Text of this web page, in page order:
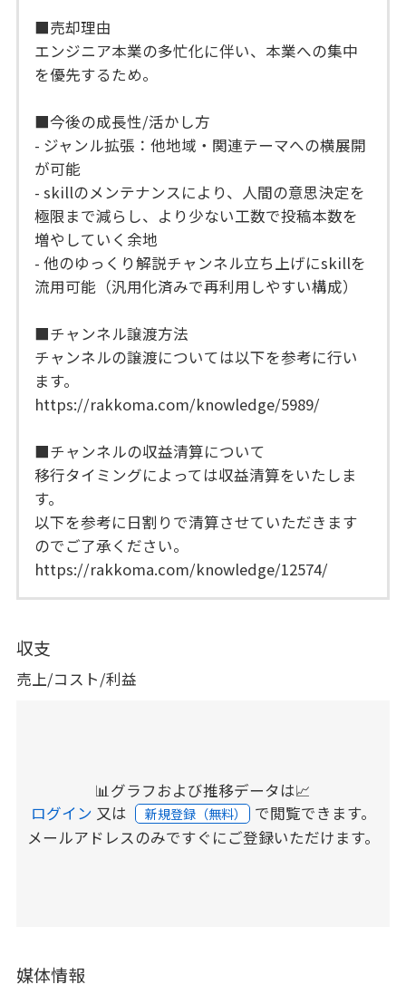
■売却理由
エンジニア本業の多忙化に伴い、本業への集中
を優先するため。
■今後の成長性/活かし方
- ジャンル拡張：他地域・関連テーマへの横展開
が可能
- skillのメンテナンスにより、人間の意思決定を
極限まで減らし、より少ない工数で投稿本数を
増やしていく余地
- 他のゆっくり解説チャンネル立ち上げにskillを
流用可能（汎用化済みで再利用しやすい構成）
■チャンネル譲渡方法
チャンネルの譲渡については以下を参考に行い
ます。
https://rakkoma.com/knowledge/5989/
■チャンネルの収益清算について
移行タイミングによっては収益清算をいたしま
す。
以下を参考に日割りで清算させていただきます
のでご了承ください。
https://rakkoma.com/knowledge/12574/
収支
売上/コスト/利益
📊グラフおよび推移データは📈
ログイン 又は 新規登録（無料） で閲覧できます。
メールアドレスのみですぐにご登録いただけます。
媒体情報